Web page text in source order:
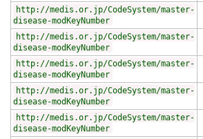
http://medis.or.jp/CodeSystem/master-
disease-modKeyNumber
http://medis.or.jp/CodeSystem/master-
disease-modKeyNumber
http://medis.or.jp/CodeSystem/master-
disease-modKeyNumber
http://medis.or.jp/CodeSystem/master-
disease-modKeyNumber
http://medis.or.jp/CodeSystem/master-
disease-modKeyNumber